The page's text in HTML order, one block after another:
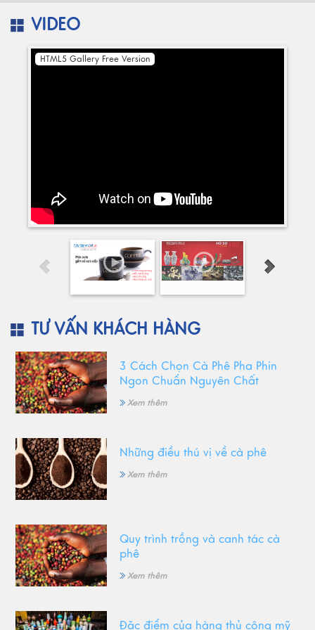
VIDEO
HTML5 Gallery Free Version
TƯ VẤN KHÁCH HÀNG
3 Cách Chọn Cà Phê Pha Phin
Ngon Chuẩn Nguyên Chất
Xem thêm
Những điều thú vị về cà phê
Xem thêm
Quy trình trồng và canh tác cà
phê
Xem thêm
Đặc điểm của hàng thủ công mỹ